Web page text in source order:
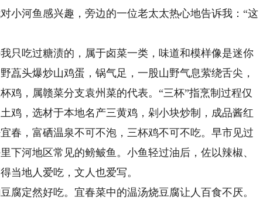
小河鱼感兴趣，旁边的一位老太太热心地告诉我：“这
吃过糖渍的，属于卤菜一类，味道和模样像是迷你
藠头爆炒山鸡蛋，锅气足，一股山野气息萦绕舌尖，
鸡，属赣菜分支袁州菜的代表。“三杯”指烹制过程仅
鸡，选材于本地名产三黄鸡，剁小块炒制，成品酱红
春，富硒温泉不可不泡，三杯鸡不可不吃。早市见过
下河地区常见的鳑鲏鱼。小鱼轻过油后，佐以辣椒、
当地人爱吃，文人也爱写。
定然好吃。宜春菜中的温汤烧豆腐让人百食不厌。